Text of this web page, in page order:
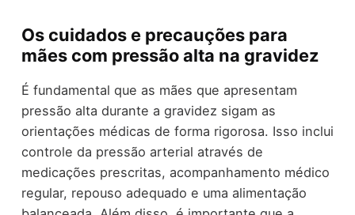
Os cuidados e precauções para
mães com pressão alta na gravidez
É fundamental que as mães que apresentam
pressão alta durante a gravidez sigam as
orientações médicas de forma rigorosa. Isso inclui
controle da pressão arterial através de
medicações prescritas, acompanhamento médico
regular, repouso adequado e uma alimentação